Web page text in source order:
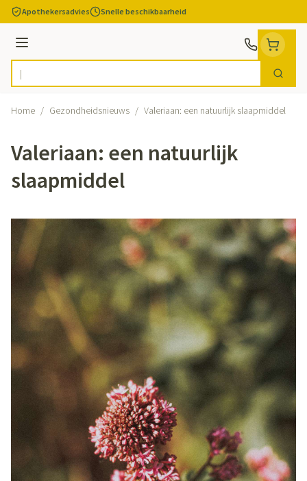
Ga naar de inhoud
Apothekersadvies Snelle beschikbaarheid
Menu
Product, merk, categorie... Zoek
Home / Gezondheidsnieuws / Valeriaan: een natuurlijk slaapmiddel
Valeriaan: een natuurlijk
slaapmiddel